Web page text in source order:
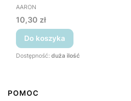
PRODUCENT
AARON
Cena
10,30 zł
Do koszyka
Dostępność: duża ilość
Linki w stopce
POMOC